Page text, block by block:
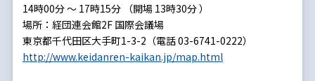
14時00分 ～ 17時15分 （開場 13時30分 ）
場所：経団連会館2F 国際会議場
東京都千代田区大手町1-3-2（電話 03-6741-0222）
http://www.keidanren-kaikan.jp/map.html